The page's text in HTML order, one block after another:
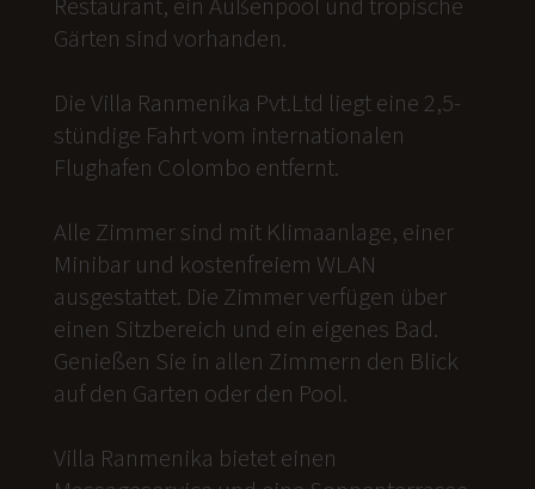
Gärten sind vorhanden.
Die Villa Ranmenika Pvt.Ltd liegt eine 2,5-
stündige Fahrt vom internationalen
Flughafen Colombo entfernt.
Alle Zimmer sind mit Klimaanlage, einer
Minibar und kostenfreiem WLAN
ausgestattet. Die Zimmer verfügen über
einen Sitzbereich und ein eigenes Bad.
Genießen Sie in allen Zimmern den Blick
auf den Garten oder den Pool.
Villa Ranmenika bietet einen